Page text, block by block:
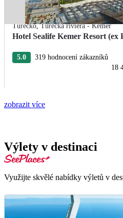
Turecko,Turecká riviéra - Kemer
Hotel Sealife Kemer Resort (ex
5.0
319 hodnocení zákazníků
18
zobrazit více
Výlety v destinaci
Využijte skvělé nabídky výletů v